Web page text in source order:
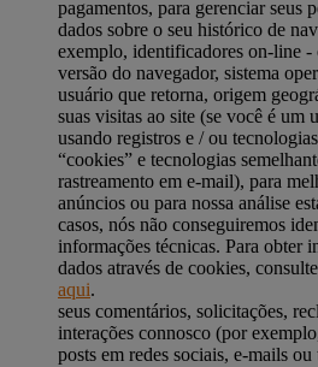
pagamentos, para gerenciar seus
dados sobre o seu histórico de
exemplo, identificadores on-line -
versão do navegador, sistema
usuário que retorna, origem
suas visitas ao site (se você é um
usando registros e / ou
“cookies” e tecnologias
rastreamento em e-mail), para
anúncios ou para nossa análise
casos, nós não conseguiremos
informações técnicas. Para obter
dados através de cookies,
aqui.
seus comentários, solicitações,
interações connosco (por
posts em redes sociais, e-mails ou